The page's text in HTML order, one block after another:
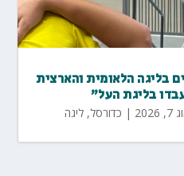
בליגה הלאומית והארצית
בליגת העל"
2026
| כדורסל,ליגה